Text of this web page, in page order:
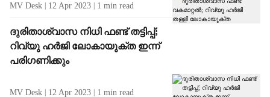
MV Desk 12 Apr 2023 1 min read
ദുരിതാശ്വാസ നിധി ഫണ്ട് തട്ടിപ്പ്;
റിവ്യു ഹർജി ലോകായുക്ത ഇന്ന്
പരിഗണിക്കും
MV Desk 12 Apr 2023 1 min read